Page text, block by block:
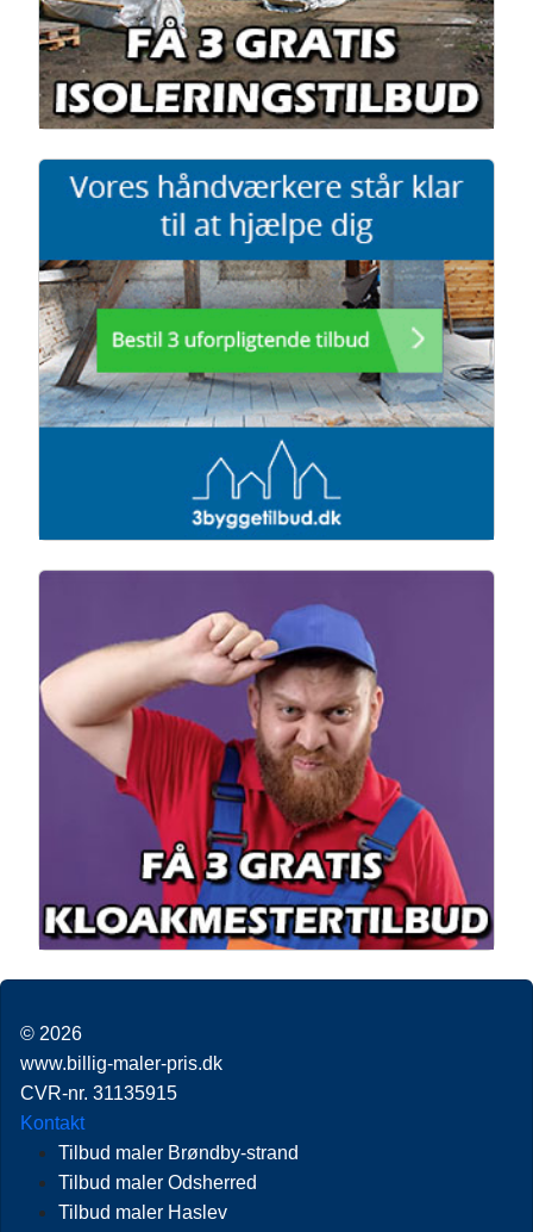
© 2026
www.billig-maler-pris.dk
CVR-nr. 31135915
Kontakt
Tilbud maler Brøndby-strand
Tilbud maler Odsherred
Tilbud maler Haslev